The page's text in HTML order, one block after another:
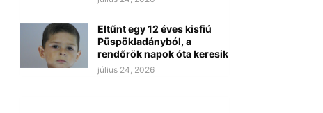
Eltűnt egy 12 éves kisfiú
Püspökladányból, a
rendőrök napok óta keresik
július 24, 2026